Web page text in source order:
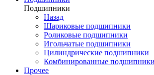
Подшипники
Назад
Шариковые подшипники
Роликовые подшипники
Игольчатые подшипники
Цилиндрические подшипники
Комбинированные подшипники
Прочее